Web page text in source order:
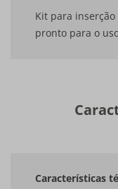
Kit para
pronto para o
Características